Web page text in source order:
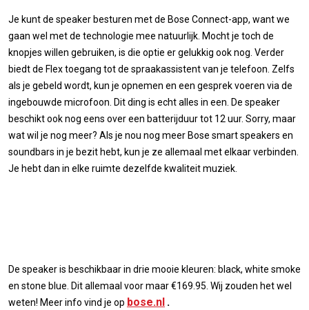
Je kunt de speaker besturen met de Bose Connect-app, want we
gaan wel met de technologie mee natuurlijk. Mocht je toch de
knopjes willen gebruiken, is die optie er gelukkig ook nog. Verder
biedt de Flex toegang tot de spraakassistent van je telefoon. Zelfs
als je gebeld wordt, kun je opnemen en een gesprek voeren via de
ingebouwde microfoon. Dit ding is echt alles in een. De speaker
beschikt ook nog eens over een batterijduur tot 12 uur. Sorry, maar
wat wil je nog meer? Als je nou nog meer Bose smart speakers en
soundbars in je bezit hebt, kun je ze allemaal met elkaar verbinden.
Je hebt dan in elke ruimte dezelfde kwaliteit muziek.
De speaker is beschikbaar in drie mooie kleuren: black, white smoke
en stone blue. Dit allemaal voor maar €169.95. Wij zouden het wel
weten! Meer info vind je op bose.nl .